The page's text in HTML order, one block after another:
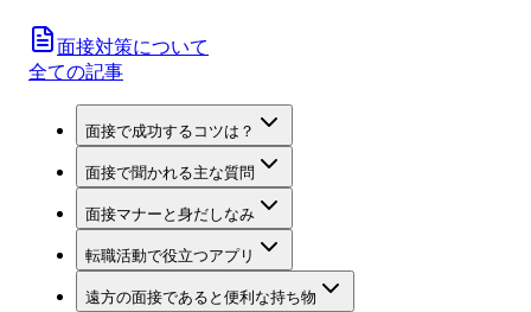
面接対策について
全ての記事
面接で成功するコツは？
面接で聞かれる主な質問
面接マナーと身だしなみ
転職活動で役立つアプリ
遠方の面接であると便利な持ち物